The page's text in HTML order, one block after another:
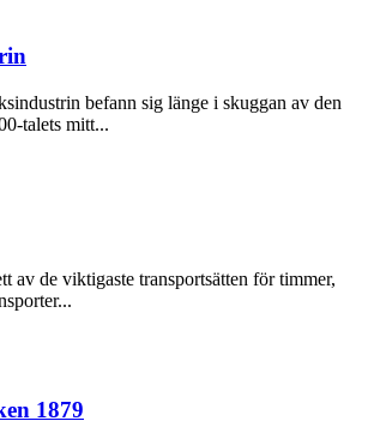
befann sig länge i skuggan av den
talets mitt...
av de viktigaste transportsätten för timmer,
1879